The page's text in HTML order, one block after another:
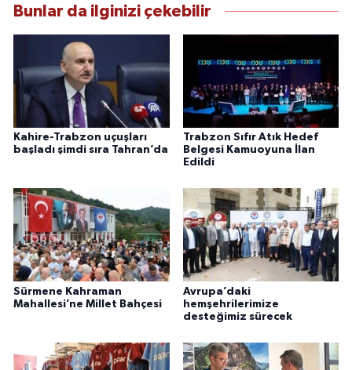
Bunlar da ilginizi çekebilir
Kahire-Trabzon uçuşları
başladı şimdi sıra Tahran’da
Trabzon Sıfır Atık Hedef
Belgesi Kamuoyuna İlan
Edildi
Sürmene Kahraman
Mahallesi’ne Millet Bahçesi
Avrupa’daki
hemşehrilerimize
desteğimiz sürecek